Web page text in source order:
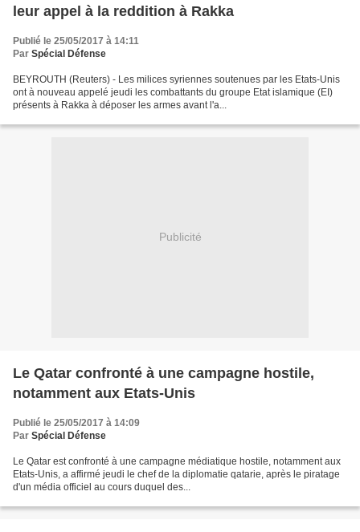
leur appel à la reddition à Rakka
Publié le 25/05/2017 à 14:11
Par Spécial Défense
BEYROUTH (Reuters) - Les milices syriennes soutenues par les Etats-Unis
ont à nouveau appelé jeudi les combattants du groupe Etat islamique (EI)
présents à Rakka à déposer les armes avant l'a...
Publicité
Le Qatar confronté à une campagne hostile,
notamment aux Etats-Unis
Publié le 25/05/2017 à 14:09
Par Spécial Défense
Le Qatar est confronté à une campagne médiatique hostile, notamment aux
Etats-Unis, a affirmé jeudi le chef de la diplomatie qatarie, après le piratage
d'un média officiel au cours duquel des...